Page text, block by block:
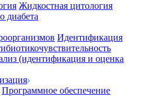
Жидкостная цитология
диабета
Идентификация
(идентификация и оценка
Программное обеспечение